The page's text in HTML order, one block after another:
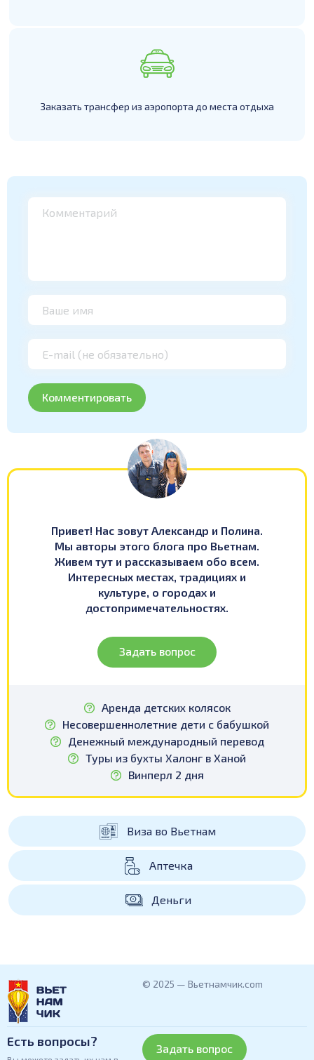
Заказать трансфер из аэропорта до места отдыха
Привет! Нас зовут Александр и Полина.
Мы авторы этого блога про Вьетнам.
Живем тут и рассказываем обо всем.
Интересных местах, традициях и
культуре, о городах и
достопримечательностях.
Задать вопрос
Аренда детских колясок
Несовершеннолетние дети с бабушкой
Денежный международный перевод
Туры из бухты Халонг в Ханой
Винперл 2 дня
Виза во Вьетнам
Аптечка
Деньги
© 2025 — Вьетнамчик.com
Есть вопросы? Задать вопрос